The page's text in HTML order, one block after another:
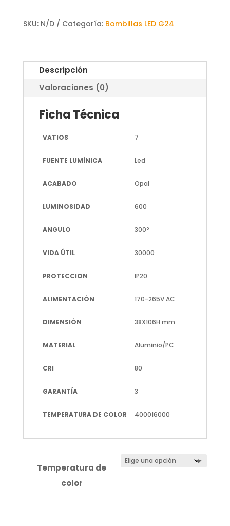
SKU: N/D Categoría: Bombillas LED G24
Descripción
Valoraciones (0)
Ficha Técnica
VATIOS 7
FUENTE LUMÍNICA Led
ACABADO Opal
LUMINOSIDAD 600
ANGULO 300º
VIDA ÚTIL 30000
PROTECCION IP20
ALIMENTACIÓN 170-265V AC
DIMENSIÓN 38X106H mm
MATERIAL Aluminio/PC
CRI 80
GARANTÍA 3
TEMPERATURA DE COLOR 4000|6000
Temperatura de
color